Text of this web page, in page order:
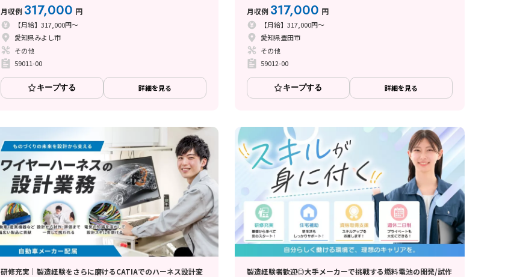
月収例 317,000 円
【月給】317,000円～
愛知県みよし市
その他
59011-00
キープする 詳細を見る
月収例 317,000 円
【月給】317,000円～
愛知県豊田市
その他
59012-00
キープする 詳細を見る
研修充実｜製造経験をさらに磨けるCATIAでのハーネス設計変
製造経験者歓迎◎大手メーカーで挑戦する燃料電池の開発/試作